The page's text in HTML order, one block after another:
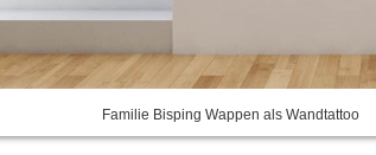
Familie Bisping Wappen als Wandtattoo